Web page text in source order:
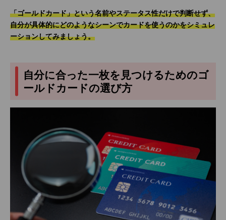
「ゴールドカード」という名前やステータス性だけで判断せず、
自分が具体的にどのようなシーンでカードを使うのかをシミュレ
ーションしてみましょう。
自分に合った一枚を見つけるためのゴ
ールドカードの選び方